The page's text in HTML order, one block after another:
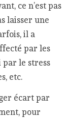
ce n’est pas
laisser une
il a
par les
par le stress
etc.
écart par
pour